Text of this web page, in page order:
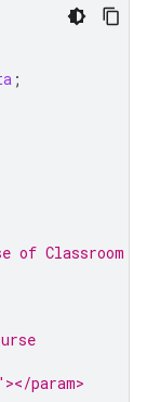
;
Classroom
param>